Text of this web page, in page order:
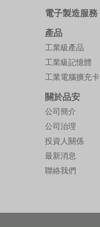
電子製造服務
產品
工業級產品
工業級記憶體
工業電腦擴充卡
關於品安
公司簡介
公司治理
投資人關係
最新消息
聯絡我們